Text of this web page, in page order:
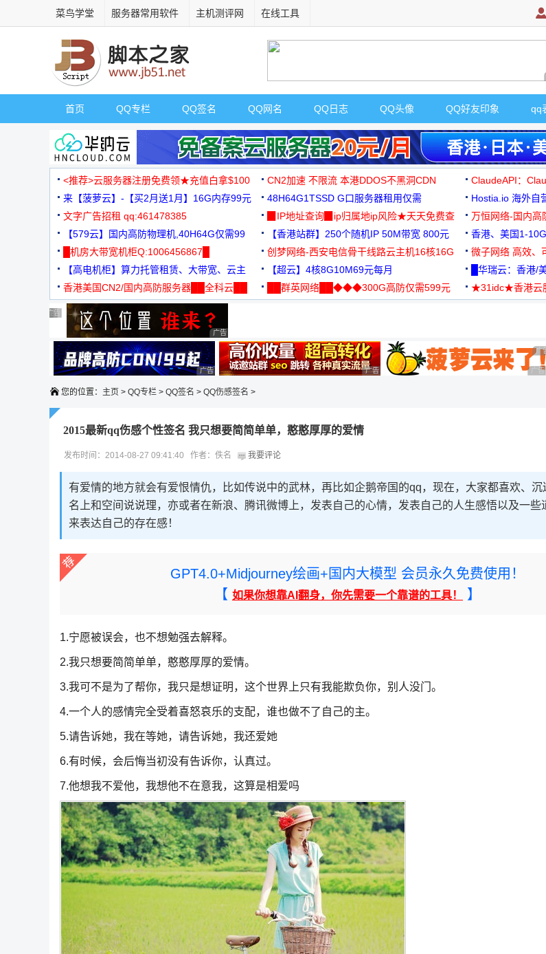
菜鸟学堂 服务器常用软件 主机测评网 在线工具
首页 QQ专栏 QQ签名 QQ网名 QQ日志 QQ头像 QQ好友印象 qq
<推荐>云服务器注册免费领★充值白拿$100 CN2加速 不限流 本港DDOS不黑洞CDN ClaudeAPI：
来【菠萝云】-【买2月送1月】16G内存99元
48H64G1TSSD G口服务器租用仅需
3000+可免费测试
Hostia.io 海外自
文字广告招租 qq:461478385
▉IP地址查询▉ip归属地ip风险★天天免费查
万恒网络-国内高
99元/月起
【579云】国内高防物理机,40H64G仅需99
元
【香港站群】250个随机IP 50M带宽 800元 香港、美国1-
█机房大带宽机柜Q:1006456867█
创梦网络-西安电信骨干线路云主机16核16G
88元/月
微子网络 高效、
【高电机柜】算力托管租赁、大带宽、云主
机
【超云】4核8G10M69元每月 █华瑞云：香港/
香港美国CN2/国内高防服务器██全科云██
██群英网络██◆◆◆300G高防仅需599元
★31idc★香港云
广告 商业广告，理性选择
广告 商业广告，理性选择
广告 商业广告，理性选择
广告 商业广告，理性选择
广告 商业广告，理性选择
广告 商业广告，理性选择
广告 商业广告，理性选择 广告 商业广告，理性选择 广
广
您的位置： 主页 > QQ专栏 > QQ签名 > QQ伤感签名 >
2015最新qq伤感个性签名 我只想要简简单单，憨憨厚厚的爱情
发布时间：2014-08-27 09:41:40 作者：佚名 我要评论
有爱情的地方就会有爱恨情仇，比如传说中的武林，再比如企鹅帝国的qq，现在，大家都喜欢、沉
名上和空间说说理，亦或者在新浪、腾讯微博上，发表自己的心情，发表自己的人生感悟以及一些
来表达自己的存在感！
GPT4.0+Midjourney绘画+国内大模型 会员永久免费使用！
【 如果你想靠AI翻身，你先需要一个靠谱的工具！ 】
1.宁愿被误会，也不想勉强去解释。
2.我只想要简简单单，憨憨厚厚的爱情。
3.我可不是为了帮你，我只是想证明，这个世界上只有我能欺负你，别人没门。
4.一个人的感情完全受着喜怒哀乐的支配，谁也做不了自己的主。
5.请告诉她，我在等她，请告诉她，我还爱她
6.有时候，会后悔当初没有告诉你，认真过。
7.他想我不爱他，我想他不在意我，这算是相爱吗